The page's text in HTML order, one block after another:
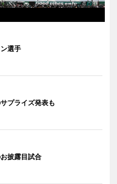
選手
プライズ発表も
披露目試合